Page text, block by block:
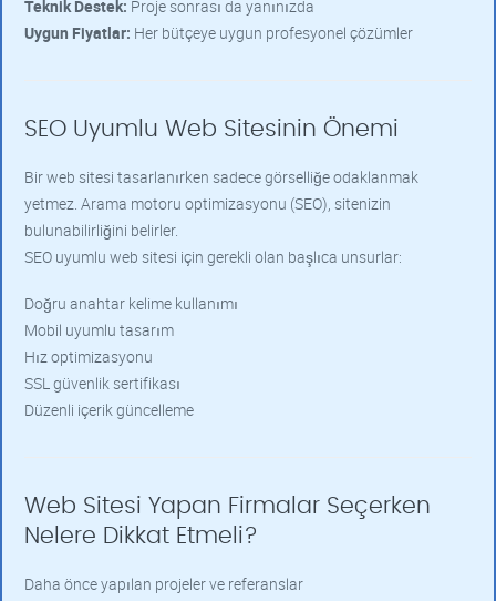
Teknik Destek: Proje sonrası da yanınızda
Uygun Fiyatlar: Her bütçeye uygun profesyonel çözümler
SEO Uyumlu Web Sitesinin Önemi
Bir web sitesi tasarlanırken sadece görselliğe odaklanmak
yetmez. Arama motoru optimizasyonu (SEO), sitenizin
bulunabilirliğini belirler.
SEO uyumlu web sitesi için gerekli olan başlıca unsurlar:
Doğru anahtar kelime kullanımı
Mobil uyumlu tasarım
Hız optimizasyonu
SSL güvenlik sertifikası
Düzenli içerik güncelleme
Web Sitesi Yapan Firmalar Seçerken
Nelere Dikkat Etmeli?
Daha önce yapılan projeler ve referanslar